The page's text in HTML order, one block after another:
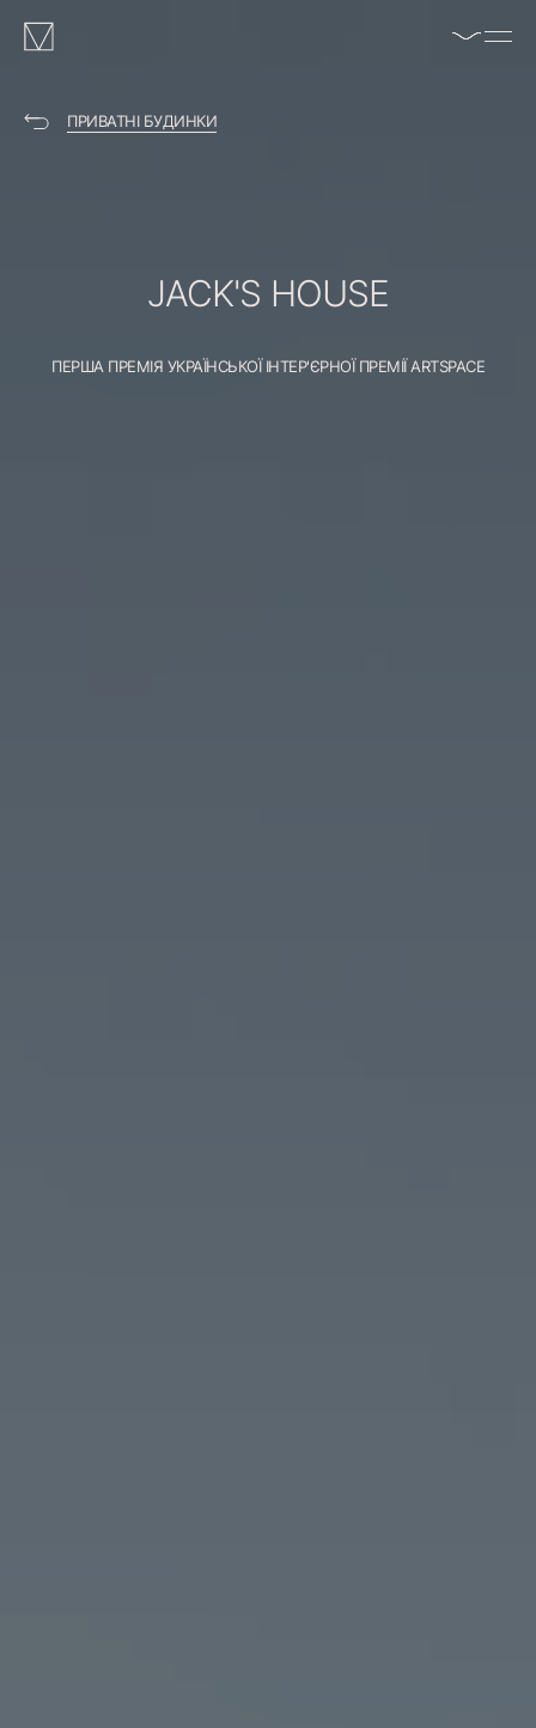
MAKHNO
logo
ПРИВАТНІ БУДИНКИ
JACK'S HOUSE
ПЕРША ПРЕМІЯ УКРАЇНСЬКОЇ ІНТЕР'ЄРНОЇ ПРЕМІЇ ARTSPACE